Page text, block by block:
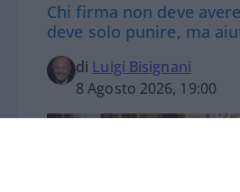
Chi firma non deve
deve solo punire, ma
di Luigi Bisignani
8 Agosto 2026, 19:00